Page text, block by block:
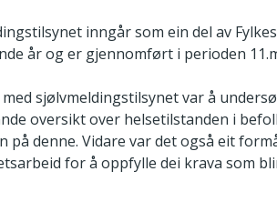
inngår som ein del av
år og er gjennomført i perioden
sjølvmeldingstilsynet var å
oversikt over helsetilstanden i
på denne. Vidare var det også eit
for å oppfylle dei krava som